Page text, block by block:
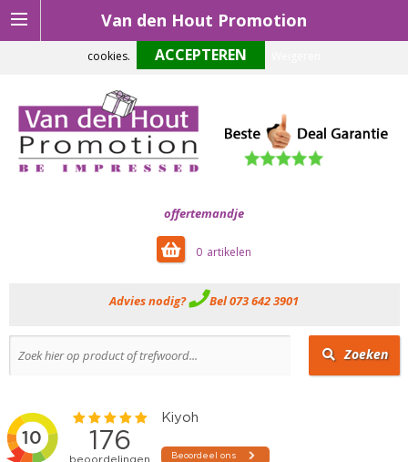
Van den Hout Promotion
offertemandje
0
Advies nodig? Bel 073 642 3901
Zoeken
Om onze website optimaal te laten functioneren maken wij gebruik van
cookies.